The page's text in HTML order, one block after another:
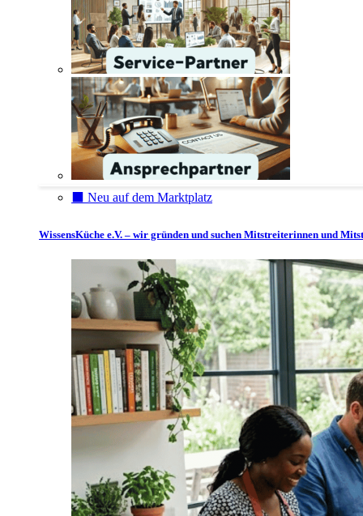
⬛️ Neu auf dem Marktplatz
WissensKüche e.V. – wir gründen und suchen Mitstreiterinnen und